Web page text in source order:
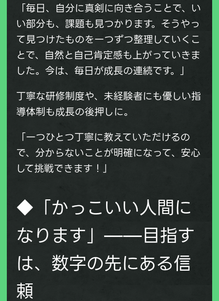
「毎日、自分に真剣に向き合うことで、い
い部分も、課題も見つかります。そうやっ
て見つけたものを一つずつ整理していくこ
とで、自然と自己肯定感も上がっていきま
した。今は、毎日が成長の連続です。」
丁寧な研修制度や、未経験者にも優しい指
導体制も成長の後押しに。
「一つひとつ丁寧に教えていただけるの
で、分からないことが明確になって、安心
して挑戦できます！」
◆「かっこいい人間に
なります」——目指す
は、数字の先にある信
頼